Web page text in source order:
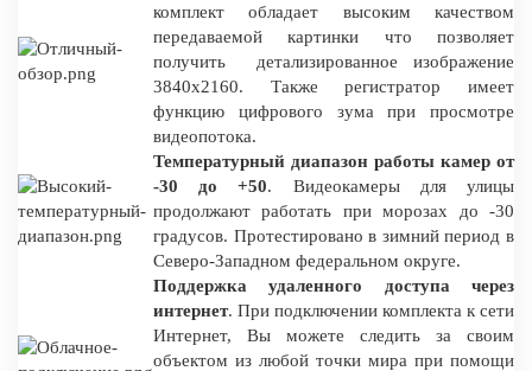
комплект обладает высоким качеством
передаваемой картинки что позволяет
получить детализированное изображение
3840x2160. Также регистратор имеет
функцию цифрового зума при просмотре
видеопотока.
Температурный диапазон работы камер от
-30 до +50. Видеокамеры для улицы
продолжают работать при морозах до -30
градусов. Протестировано в зимний период в
Северо-Западном федеральном округе.
Поддержка удаленного доступа через
интернет. При подключении комплекта к сети
Интернет, Вы можете следить за своим
объектом из любой точки мира при помощи